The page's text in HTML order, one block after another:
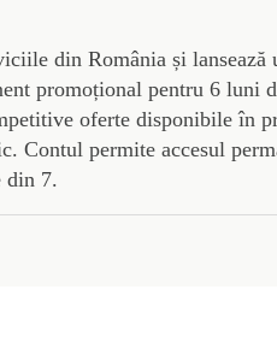
din România și lansează
promoțional pentru 6 luni
oferte disponibile în
Contul permite accesul
din 7.